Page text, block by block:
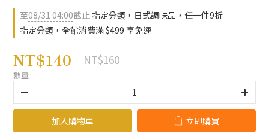
至08/31 04:00截止 指定分類，日式調味品，任一件9折
指定分類，全館消費滿 $499 享免運
NT$140 NT$160
數量
加入購物車 立即購買